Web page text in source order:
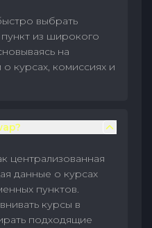
выбрать
из широкого
на
курсах, комиссиях и
централизованная
данные о курсах
пунктов.
курсы в
подходящие